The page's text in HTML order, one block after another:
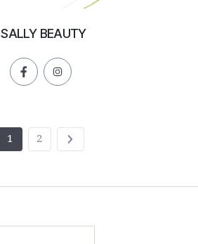
SALLY BEAUTY
1 2